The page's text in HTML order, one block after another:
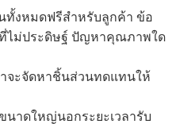
ทั้งหมดฟรีสำหรับลูกค้า ข้อ
ที่ไม่ประดิษฐ์ ปัญหาคุณภาพใด
จะจัดหาชิ้นส่วนทดแทนให้
าดใหญ่นอกระยะเวลารับ